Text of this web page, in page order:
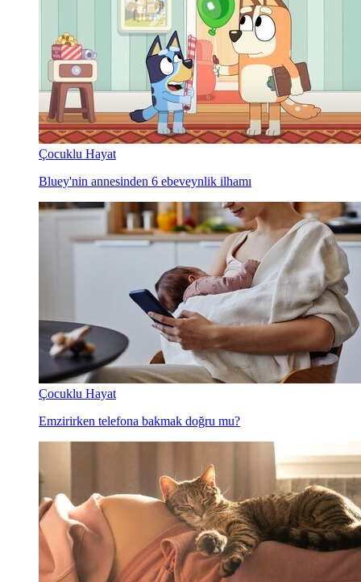
Çocuklu Hayat
Bluey'nin annesinden 6 ebeveynlik ilhamı
Çocuklu Hayat
Emzirirken telefona bakmak doğru mu?